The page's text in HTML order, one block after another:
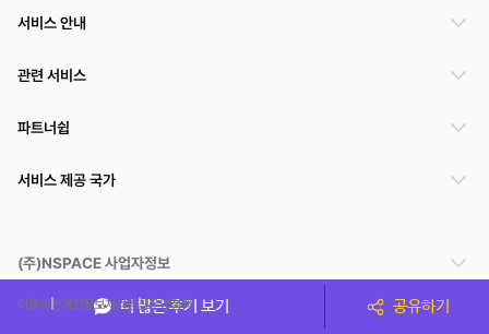
더 많은 후기 보기 공유하기
서비스 안내
관련 서비스
파트너쉽
서비스 제공 국가
(주)NSPACE 사업자정보
이용약관개인정보처리방침운영정책
스페이스클라우드는 통신판매중개자이며 통신판매의 당사자가 아닙니다. 따라서 스페이스클